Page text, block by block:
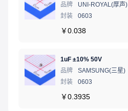
品牌
UNI-ROYAL(厚声)
封装
0603
￥0.038
1uF ±10% 50V
品牌
SAMSUNG(三星)
封装
0603
￥0.3935